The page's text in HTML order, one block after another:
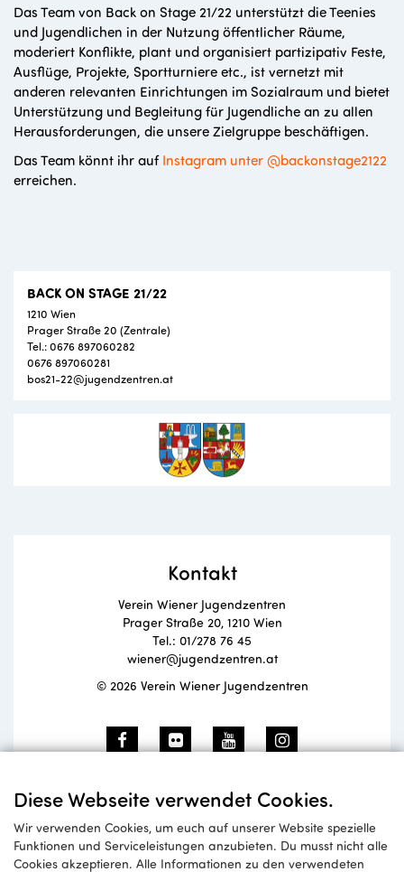
Diese Webseite verwendet Cookies.
Wir verwenden Cookies, um euch auf unserer Website spezielle
Funktionen und Serviceleistungen anzubieten. Du musst nicht alle
Cookies akzeptieren. Alle Informationen zu den verwendeten
Das Team von Back on Stage 21/22 unterstützt die Teenies
und Jugendlichen in der Nutzung öffentlicher Räume,
moderiert Konflikte, plant und organisiert partizipativ Feste,
Ausflüge, Projekte, Sportturniere etc., ist vernetzt mit
anderen relevanten Einrichtungen im Sozialraum und bietet
Unterstützung und Begleitung für Jugendliche an zu allen
Herausforderungen, die unsere Zielgruppe beschäftigen.
Das Team könnt ihr aufInstagram unter @backonstage2122
erreichen.
BACK ON STAGE 21/22
1210 Wien
Prager Straße 20 (Zentrale)
Tel.: 0676 897060282
0676 897060281
bos21-22@jugendzentren.at
Kontakt
Verein Wiener Jugendzentren
Prager Straße 20, 1210 Wien
Tel.: 01/278 76 45
wiener@jugendzentren.at
© 2026 Verein Wiener Jugendzentren
Newsletteranmeldung
Anmelden